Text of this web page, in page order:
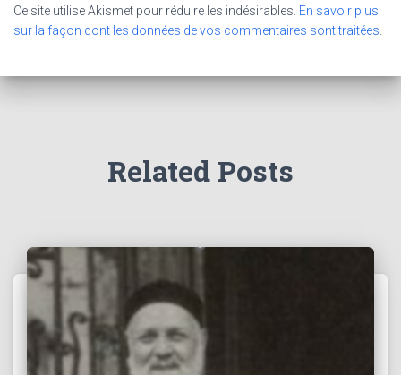
Ce site utilise Akismet pour réduire les indésirables. En savoir plus
sur la façon dont les données de vos commentaires sont traitées.
Related Posts